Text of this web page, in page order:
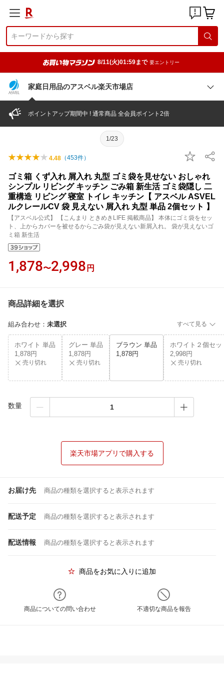
8/11(火)01:59まで 要エントリー
家庭日用品のアスベル楽天市場店
ポイントアップ期間中 ! 通常商品 全会員ポイント2倍
1/23
4.48 （453件）
ゴミ箱 くず入れ 屑入れ 丸型 ゴミ袋を見せない おしゃれ
シンプル リビング キッチン ごみ箱 新生活 ゴミ袋隠し 二
重構造 リビング 寝室 トイレ キッチン【 アスベル ASVEL
ルクレールCV 袋 見えない 屑入れ 丸型 単品 2個セット 】
【アスベル公式】 【こんまり ときめきLIFE 掲載商品】 本体にゴミ袋をセッ
ト、上からカバーを被せるからごみ袋が見えない新屑入れ。 袋が見えないゴ
ミ箱 新生活
1,878〜2,998 円
商品詳細を選択
組み合わせ ： 未選択 すべて見る
ホワイト 単品
1,878円
売り切れ
グレー 単品
1,878円
売り切れ
ブラウン 単品
1,878円
ホワイト２個セッ
2,998円
売り切れ
数量
楽天市場アプリで購入する
お届け先 商品の種類を選択すると表示されます
配送予定 商品の種類を選択すると表示されます
配送情報 商品の種類を選択すると表示されます
商品をお気に入りに追加
商品についての問い合わせ 不適切な商品を報告